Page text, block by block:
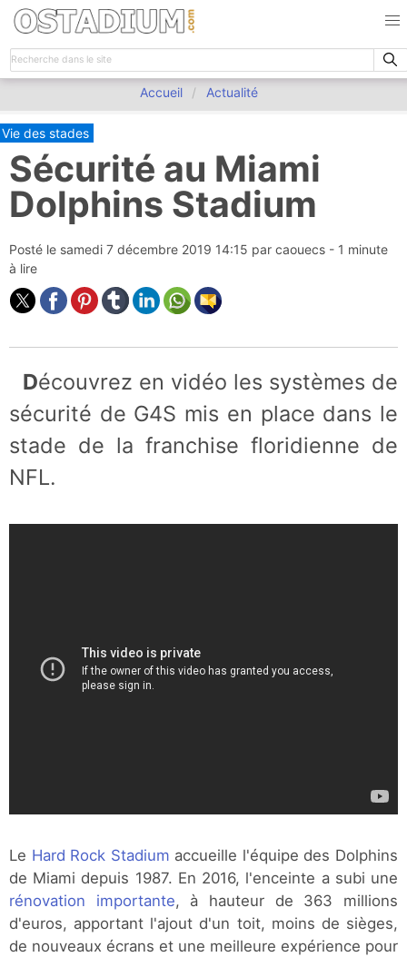
Accueil Actualité
Vie des stades
Sécurité au Miami
Dolphins Stadium
Posté le samedi 7 décembre 2019 14:15 par caouecs - 1 minute
à lire
Découvrez en vidéo les systèmes de
sécurité de G4S mis en place dans le
stade de la franchise floridienne de
NFL.
Le Hard Rock Stadium accueille l'équipe des Dolphins
de Miami depuis 1987. En 2016, l'enceinte a subi une
rénovation importante, à hauteur de 363 millions
d'euros, apportant l'ajout d'un toit, moins de sièges,
de nouveaux écrans et une meilleure expérience pour